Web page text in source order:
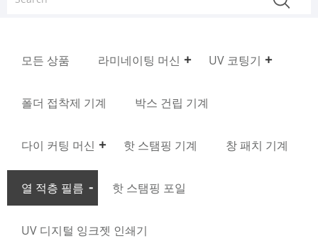
모든 상품 라미네이팅 머신 UV 코팅기
폴더 접착제 기계 박스 건립 기계
다이 커팅 머신 핫 스탬핑 기계 창 패치 기계
열 적층 필름 핫 스탬핑 포일
UV 디지털 잉크젯 인쇄기